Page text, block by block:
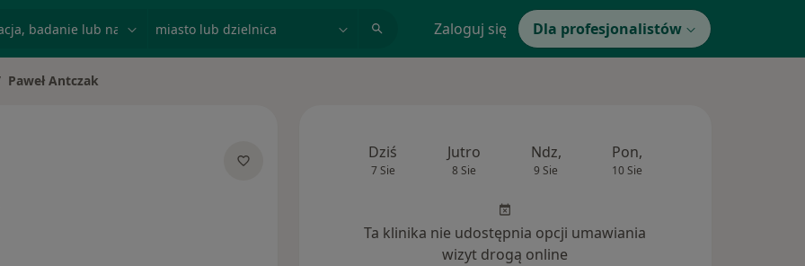
Zaloguj się Dla profesjonalistów
miasto
Paweł Antczak
Dziś
7 Sie
Jutro
8 Sie
Ndz,
9 Sie
Pon,
10 Sie
Ta klinika nie udostępnia opcji umawiania
wizyt drogą online